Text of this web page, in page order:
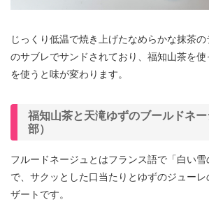
じっくり低温で焼き上げたなめらかな抹茶
のサブレでサンドされており、福知山茶を
を使うと味が変わります。
福知山茶と天滝ゆずのブールドネ
部）
フルードネージュとはフランス語で「白い
で、サクッとした口当たりとゆずのジュー
ザートです。